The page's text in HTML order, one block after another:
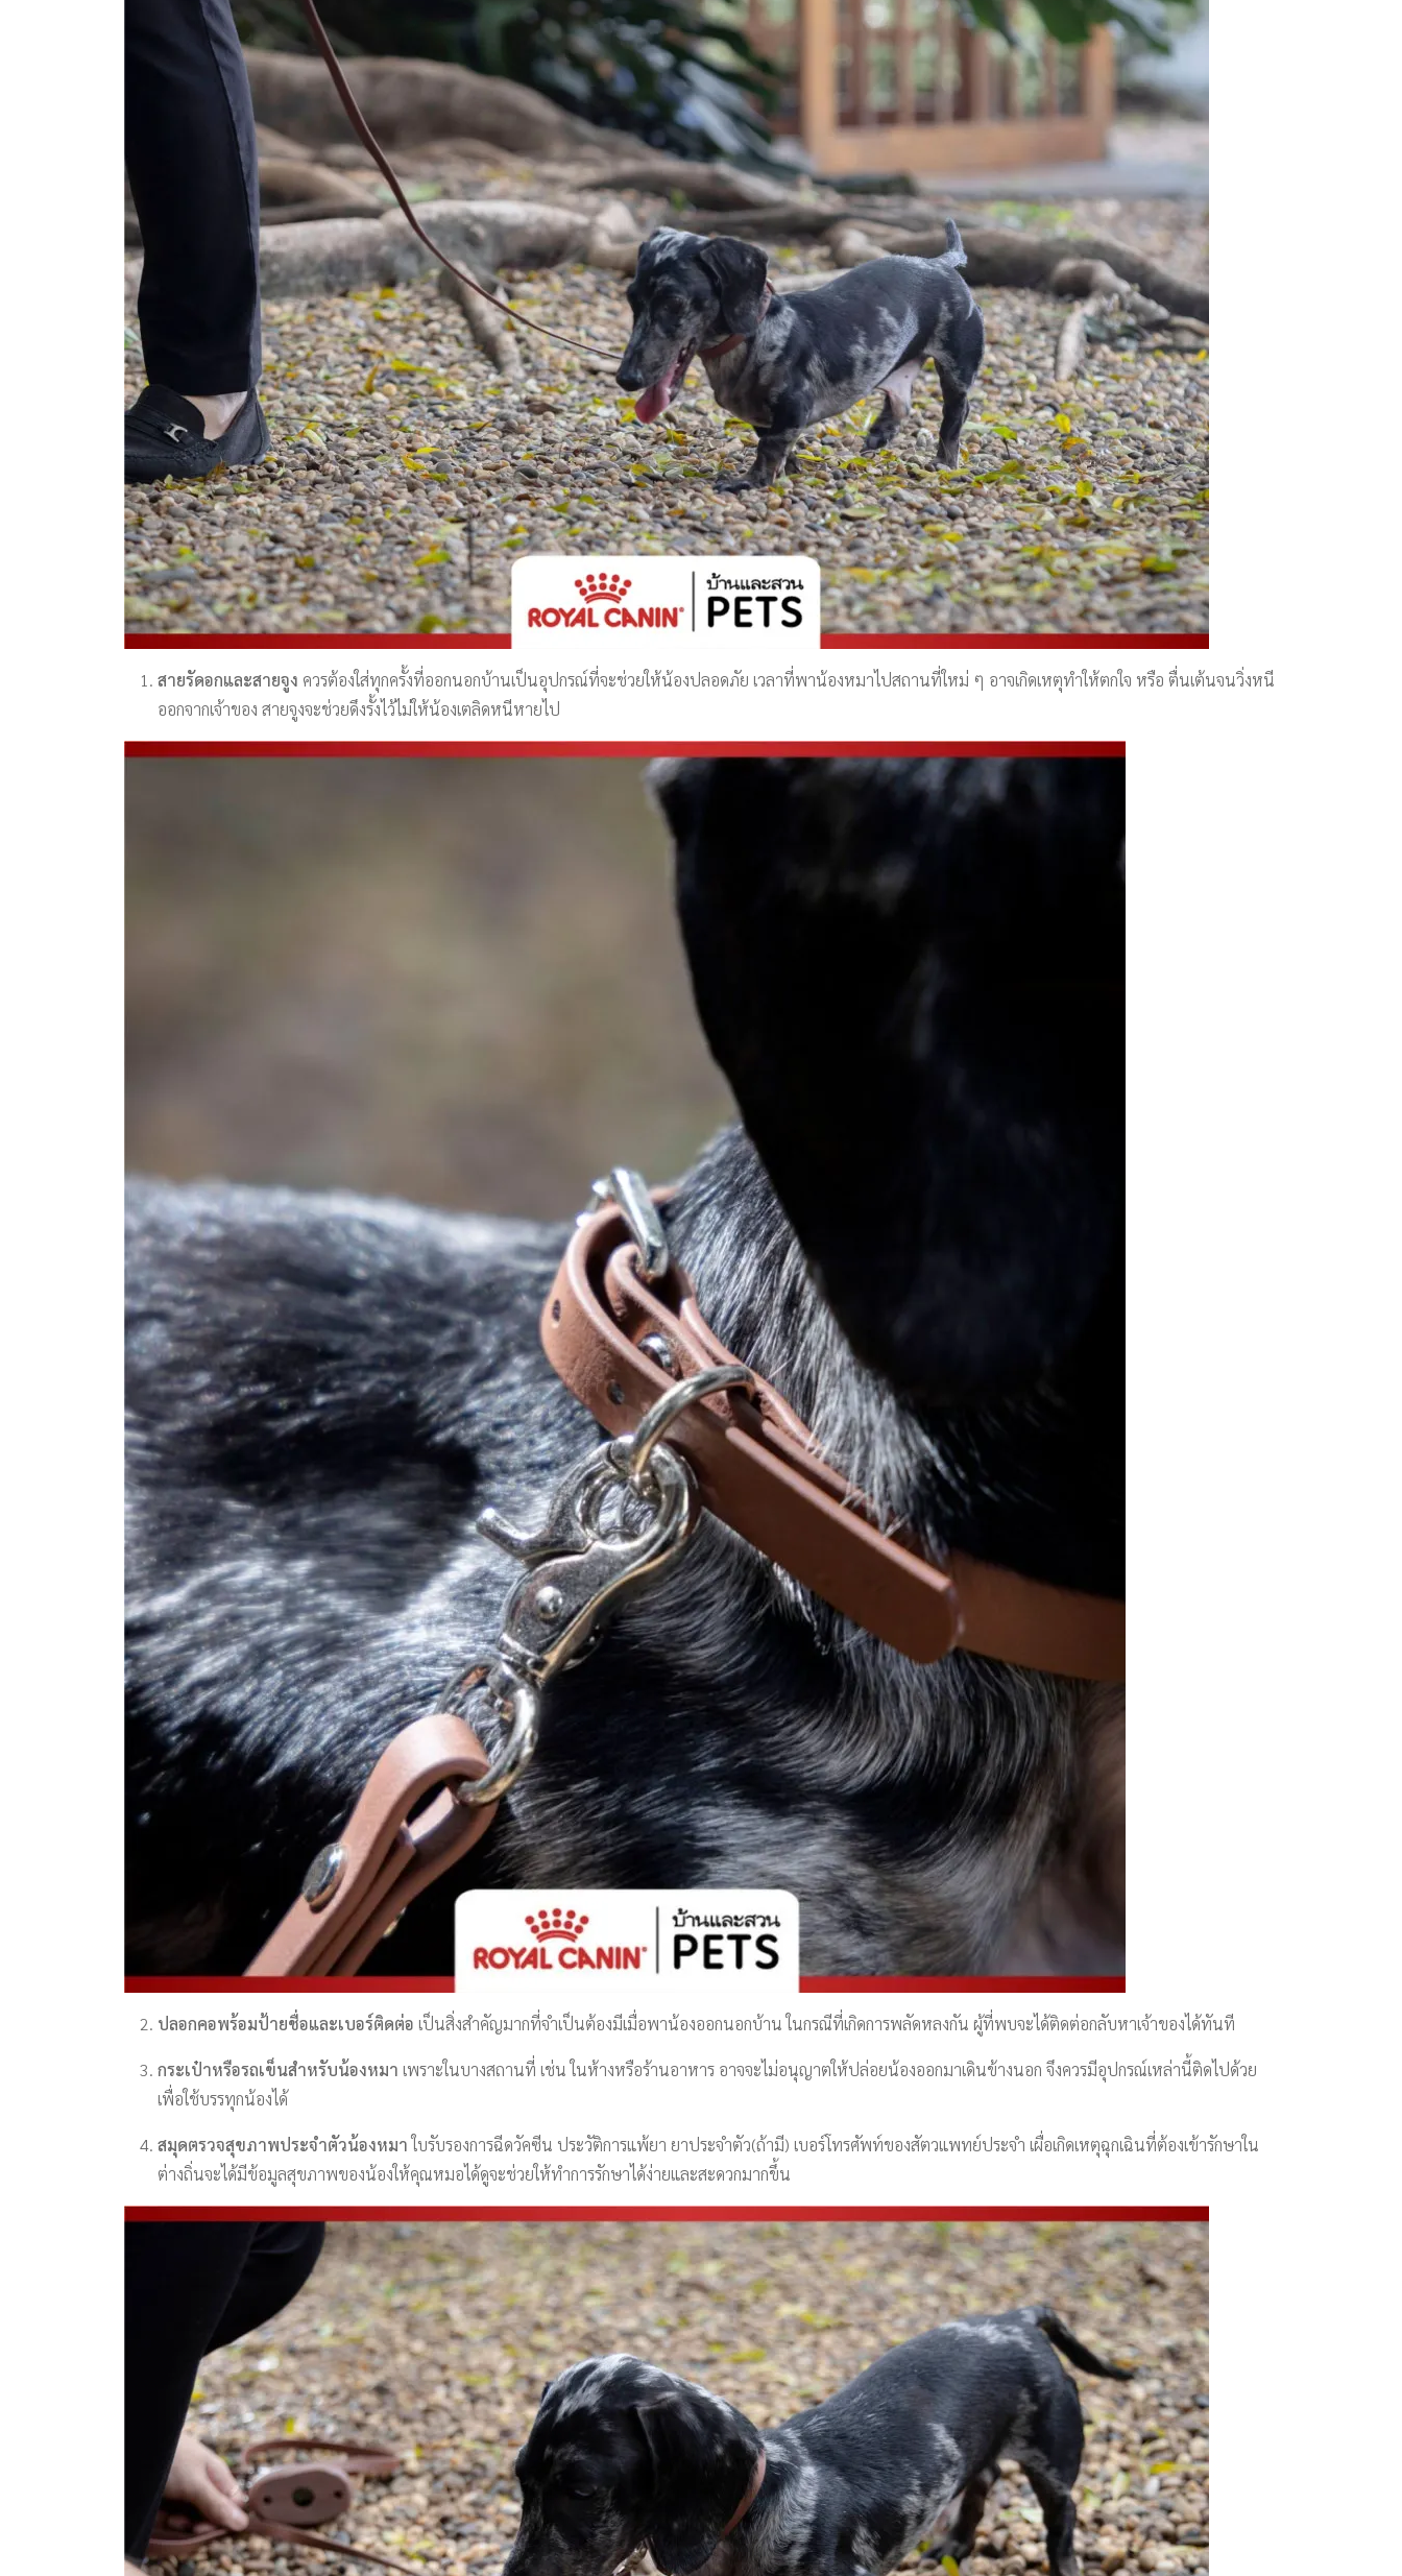
สายรัดอกและสายจูง ควรต้องใส่ทุกครั้งที่ออกนอกบ้านเป็นอุปกรณ์ที่จะช่วยให้น้องปลอดภัย เวลาที่พาน้องหมาไปสถานที่ใหม่ ๆ อาจเกิดเหตุทำให้ตกใจ หรือ ตื่นเต้นจนวิ่งหนี
ออกจากเจ้าของ สายจูงจะช่วยดึงรั้งไว้ไม่ให้น้องเตลิดหนีหายไป
ปลอกคอพร้อมป้ายชื่อและเบอร์ติดต่อ เป็นสิ่งสำคัญมากที่จำเป็นต้องมีเมื่อพาน้องออกนอกบ้าน ในกรณีที่เกิดการพลัดหลงกัน ผู้ที่พบจะได้ติดต่อกลับหาเจ้าของได้ทันที
กระเป๋าหรือรถเข็นสำหรับน้องหมา เพราะในบางสถานที่ เช่น ในห้างหรือร้านอาหาร อาจจะไม่อนุญาตให้ปล่อยน้องออกมาเดินข้างนอก จึงควรมีอุปกรณ์เหล่านี้ติดไปด้วย
เพื่อใช้บรรทุกน้องได้
สมุดตรวจสุขภาพประจำตัวน้องหมาใบรับรองการฉีดวัคซีน ประวัติการแพ้ยา ยาประจำตัว(ถ้ามี) เบอร์โทรศัพท์ของสัตวแพทย์ประจำ เผื่อเกิดเหตุฉุกเฉินที่ต้องเข้ารักษาใน
ต่างถิ่นจะได้มีข้อมูลสุขภาพของน้องให้คุณหมอได้ดูจะช่วยให้ทำการรักษาได้ง่ายและสะดวกมากขึ้น